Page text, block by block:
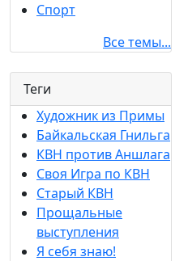
Спорт
Все темы...
Теги
Художник из Примы
Байкальская Гнильга
КВН против Аншлага
Своя Игра по КВН
Старый КВН
Прощальные
выступления
Я себя знаю!